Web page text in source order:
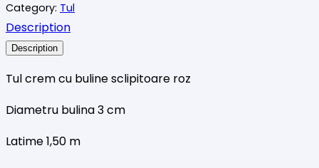
buline
sclipitoare
roz
Category: Tul
Description
Description
Tul crem cu buline sclipitoare roz
Diametru bulina 3 cm
Latime 1,50 m